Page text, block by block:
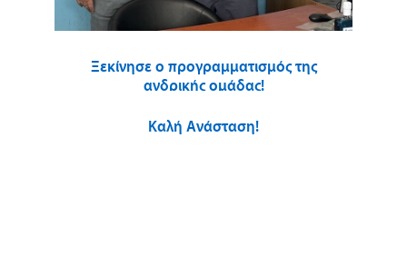
Ξεκίνησε ο προγραμματισμός της
ανδρικής ομάδας!
Καλή Ανάσταση!